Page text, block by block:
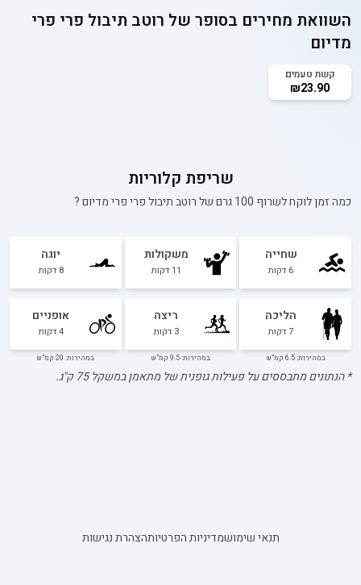
השוואת מחירים בסופר של רוטב תיבול פרי פרי
מדיום
קשת טעמים
₪23.90
שריפת קלוריות
כמה זמן לוקח לשרוף 100 גרם של רוטב תיבול פרי פרי מדיום?
שחייה
6 דקות
משקולות
11 דקות
יוגה
8 דקות
הליכה
7דקות
במהירות: 6.5 קמ"ש
ריצה
3 דקות
במהירות: 9.5 קמ"ש
אופניים
4דקות
במהירות: 20 קמ"ש
* הנתונים מתבססים על פעילות גופנית של מתאמן במשקל75ק"ג.
תנאי שימושמדיניות הפרטיותהצהרת נגישות